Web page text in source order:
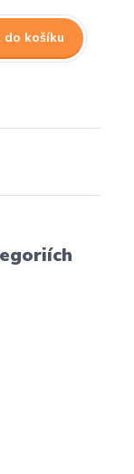
do košíku